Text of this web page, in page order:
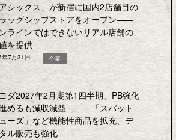
アシックス」が新宿に国内2店舗目の
ッグシップストアをオープン――
ラインではできないリアル店舗の
を提供
7月31日 企業
ダ2027年2月期第1四半期、PB強化
めるも減収減益―――「スパット
ーズ」など機能性商品を拡充、デ
ル販売も強化